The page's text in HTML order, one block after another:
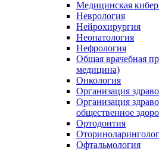
Медицинская
Неврология
Нейрохирургия
Неонатология
Нефрология
Общая врачебная
медицина)
Онкология
Организация
Организация
общественное
Ортодонтия
Офтальмология